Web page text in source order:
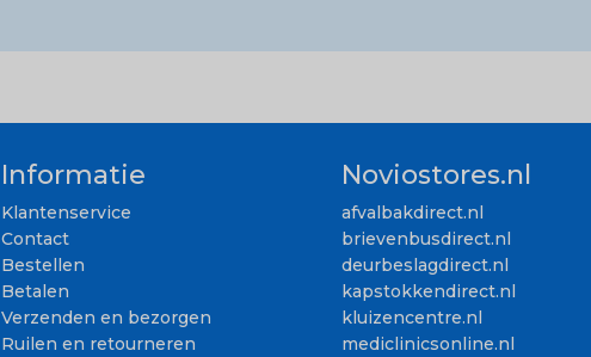
Informatie
Klantenservice
Contact
Bestellen
Betalen
Verzenden en bezorgen
Ruilen en retourneren
Noviostores.nl
afvalbakdirect.nl
brievenbusdirect.nl
deurbeslagdirect.nl
kapstokkendirect.nl
kluizencentre.nl
mediclinicsonline.nl